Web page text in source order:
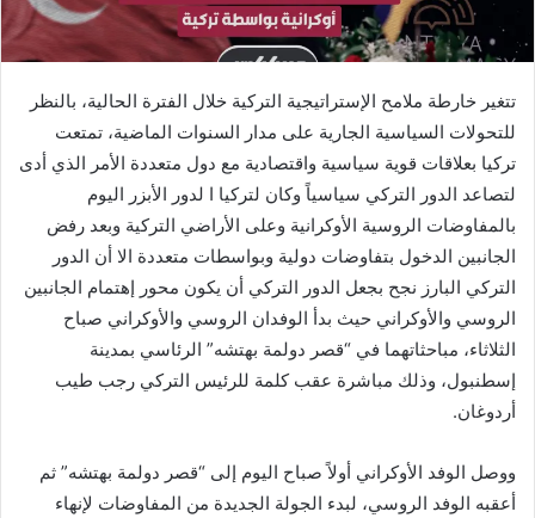
تتغير خارطة ملامح الإستراتيجية التركية خلال الفترة الحالية، بالنظر
للتحولات السياسية الجارية على مدار السنوات الماضية، تمتعت
تركيا بعلاقات قوية سياسية واقتصادية مع دول متعددة الأمر الذي أدى
لتصاعد الدور التركي سياسياً وكان لتركيا ا لدور الأبزر اليوم
بالمفاوضات الروسية الأوكرانية وعلى الأراضي التركية وبعد رفض
الجانبين الدخول بتفاوضات دولية وبواسطات متعددة الا أن الدور
التركي البارز نجح بجعل الدور التركي أن يكون محور إهتمام الجانبين
الروسي والأوكراني حيث بدأ الوفدان الروسي والأوكراني صباح
الثلاثاء، مباحثاتهما في “قصر دولمة بهتشه” الرئاسي بمدينة
إسطنبول، وذلك مباشرة عقب كلمة للرئيس التركي رجب طيب
أردوغان.
ووصل الوفد الأوكراني أولاً صباح اليوم إلى “قصر دولمة بهتشه” ثم
أعقبه الوفد الروسي، لبدء الجولة الجديدة من المفاوضات لإنهاء